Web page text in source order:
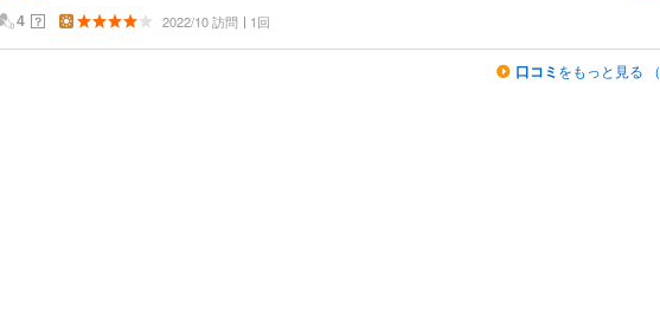
4 ？ 2022/10 訪問 1回
口コミ をもっと見る （